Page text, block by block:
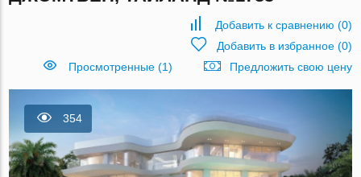
Добавить к сравнению (0)
Добавить в избранное(0)
Просмотренные (1)
Предложить свою цену
354